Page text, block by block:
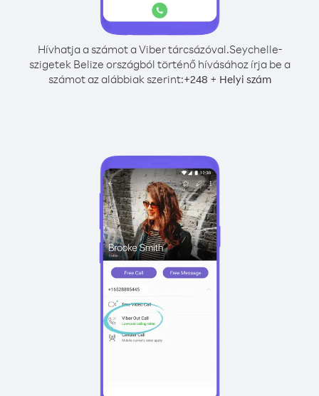
Hívhatja a számot a Viber tárcsázóval.Seychelle-
szigetek Belize országból történő hívásához írja be a
számot az alábbiak szerint:+248 + Helyi szám